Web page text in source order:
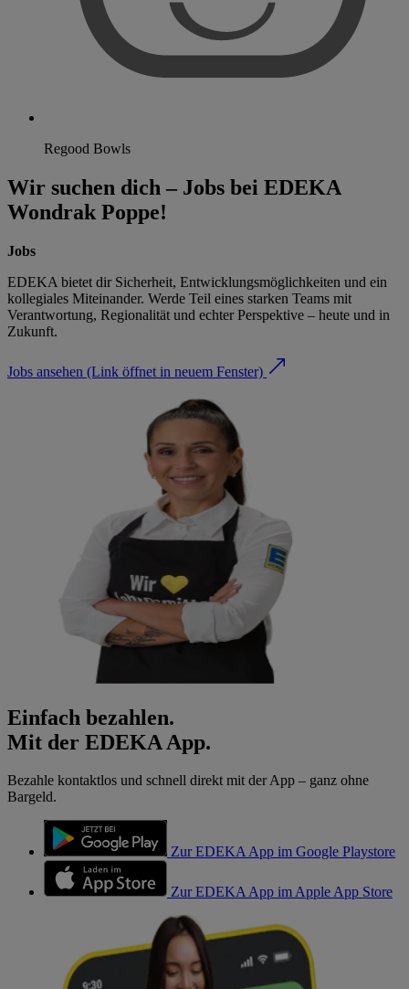
Regood Bowls
Wir suchen dich – Jobs bei EDEKA
Wondrak Poppe!
Jobs
EDEKA bietet dir Sicherheit, Entwicklungsmöglichkeiten und ein
kollegiales Miteinander. Werde Teil eines starken Teams mit
Verantwortung, Regionalität und echter Perspektive – heute und in
Zukunft.
Jobs ansehen (Link öffnet in neuem Fenster)
Einfach bezahlen.
Mit der EDEKA App.
Bezahle kontaktlos und schnell direkt mit der App – ganz ohne
Bargeld.
Zur EDEKA App im Google Playstore
Zur EDEKA App im Apple App Store